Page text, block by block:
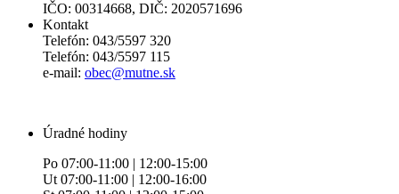
IČO: 00314668, DIČ: 2020571696
Kontakt
Telefón: 043/5597 320
Telefón: 043/5597 115
e-mail: obec@mutne.sk
Úradné hodiny
Po 07:00-11:00 | 12:00-15:00
Ut 07:00-11:00 | 12:00-16:00